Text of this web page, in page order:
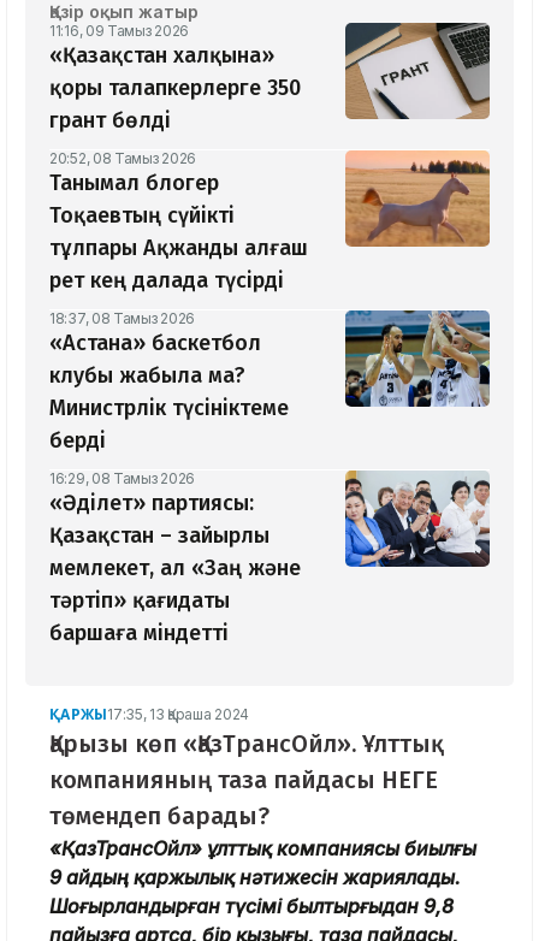
Қазір оқып жатыр
11:16, 09 Тамыз 2026
«Қазақстан халқына»
қоры талапкерлерге 350
грант бөлді
20:52, 08 Тамыз 2026
Танымал блогер
Тоқаевтың сүйікті
тұлпары Ақжанды алғаш
рет кең далада түсірді
18:37, 08 Тамыз 2026
«Астана» баскетбол
клубы жабыла ма?
Министрлік түсініктеме
берді
16:29, 08 Тамыз 2026
«Әділет» партиясы:
Қазақстан – зайырлы
мемлекет, ал «Заң және
тәртіп» қағидаты
баршаға міндетті
ҚАРЖЫ17:35, 13 Қараша 2024
Қарызы көп «ҚазТрансОйл». Ұлттық
компанияның таза пайдасы НЕГЕ
төмендеп барады?
«ҚазТрансОйл» ұлттық компаниясы биылғы
9 айдың қаржылық нәтижесін жариялады.
Шоғырландырған түсімі былтырғыдан 9,8
пайызға артса, бір қызығы, таза пайдасы,